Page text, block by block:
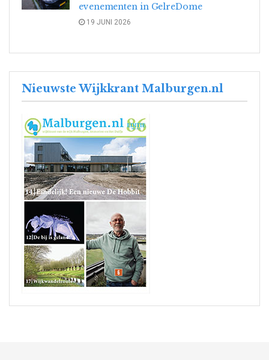
evenementen in GelreDome
19 JUNI 2026
Nieuwste Wijkkrant Malburgen.nl